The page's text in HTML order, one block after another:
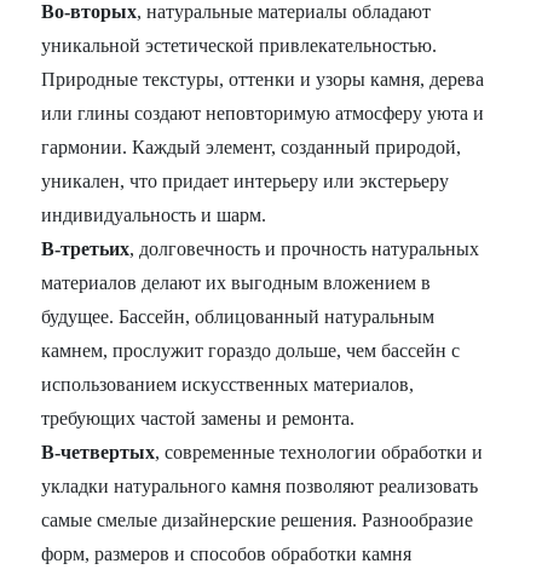
Во-вторых, натуральные материалы обладают
уникальной эстетической привлекательностью.
Природные текстуры, оттенки и узоры камня, дерева
или глины создают неповторимую атмосферу уюта и
гармонии. Каждый элемент, созданный природой,
уникален, что придает интерьеру или экстерьеру
индивидуальность и шарм.
В-третьих, долговечность и прочность натуральных
материалов делают их выгодным вложением в
будущее. Бассейн, облицованный натуральным
камнем, прослужит гораздо дольше, чем бассейн с
использованием искусственных материалов,
требующих частой замены и ремонта.
В-четвертых, современные технологии обработки и
укладки натурального камня позволяют реализовать
самые смелые дизайнерские решения. Разнообразие
форм, размеров и способов обработки камня